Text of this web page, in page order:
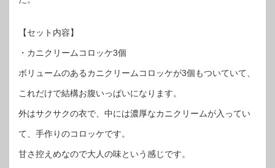
【セット内容】
・カニクリームコロッケ3個
ボリュームのあるカニクリームコロッケが3個もついていて、
これだけで結構お腹いっぱいになります。
外はサクサクの衣で、中には濃厚なカニクリームが入ってい
て、手作りのコロッケです。
甘さ控えめなので大人の味という感じです。